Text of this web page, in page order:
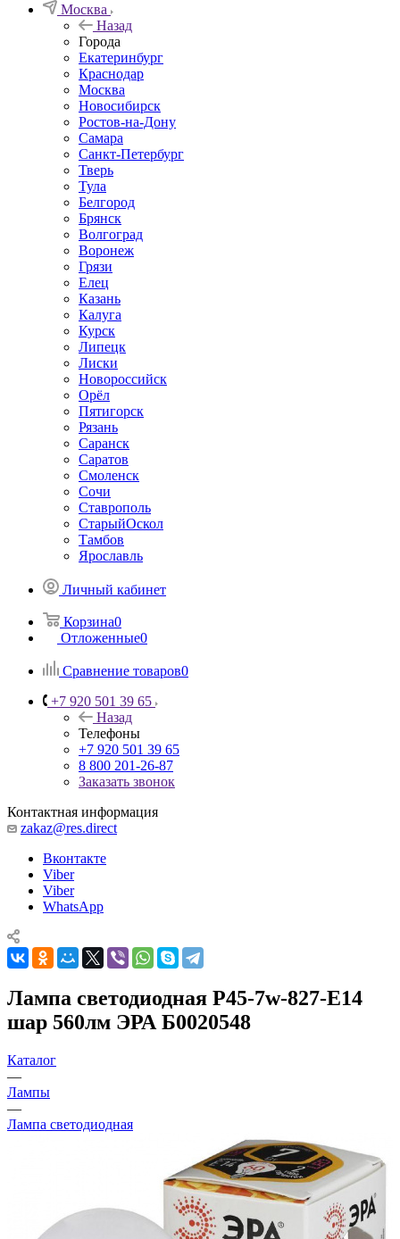
Москва
Назад
Города
Екатеринбург
Краснодар
Москва
Новосибирск
Ростов-на-Дону
Самара
Санкт-Петербург
Тверь
Тула
Белгород
Брянск
Волгоград
Воронеж
Грязи
Елец
Казань
Калуга
Курск
Липецк
Лиски
Новороссийск
Орёл
Пятигорск
Рязань
Саранск
Саратов
Смоленск
Сочи
Ставрополь
СтарыйОскол
Тамбов
Ярославль
Личный кабинет
Корзина0
Отложенные0
Сравнение товаров0
+7 920 501 39 65
Назад
Телефоны
+7 920 501 39 65
8 800 201-26-87
Заказать звонок
Контактная информация
zakaz@res.direct
Вконтакте
Viber
Viber
WhatsApp
Лампа светодиодная P45-7w-827-E14
шар 560лм ЭРА Б0020548
Каталог
—
Лампы
—
Лампа светодиодная